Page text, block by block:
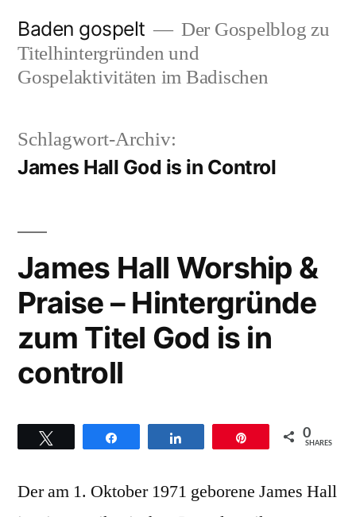
Inhalt
springen
Baden gospelt
Der Gospelblog zu
Titelhintergründen und
Gospelaktivitäten im Badischen
Schlagwort-Archiv:
James Hall God is in Control
James Hall Worship &
Praise – Hintergründe
zum Titel God is in
controll
0
SHARES
Der am 1. Oktober 1971 geborene James Hall